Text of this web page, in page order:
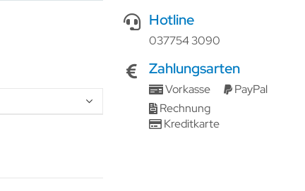
Hotline
037754 3090
Zahlungsarten
Vorkasse
PayPal
Rechnung
Kreditkarte